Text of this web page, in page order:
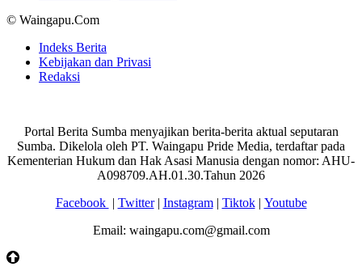
© Waingapu.Com
Indeks Berita
Kebijakan dan Privasi
Redaksi
Portal Berita Sumba menyajikan berita-berita aktual seputaran
Sumba. Dikelola oleh PT. Waingapu Pride Media, terdaftar pada
Kementerian Hukum dan Hak Asasi Manusia dengan nomor: AHU-
A098709.AH.01.30.Tahun 2026
Facebook | Twitter| Instagram| Tiktok| Youtube
Email: waingapu.com@gmail.com